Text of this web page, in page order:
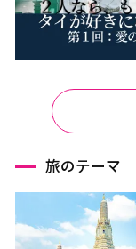
旅のテーマ